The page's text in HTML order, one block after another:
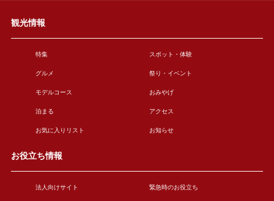
観光情報
特集 スポット・体験
グルメ 祭り・イベント
モデルコース おみやげ
泊まる アクセス
お気に入りリスト お知らせ
お役立ち情報
法人向けサイト 緊急時のお役立ち